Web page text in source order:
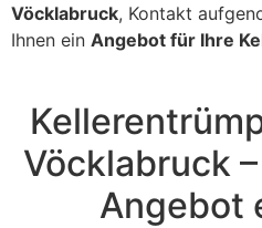
Vöcklabruck, Kontakt
Ihnen ein Angebot für Ihre
Vöcklabruck
Angebot